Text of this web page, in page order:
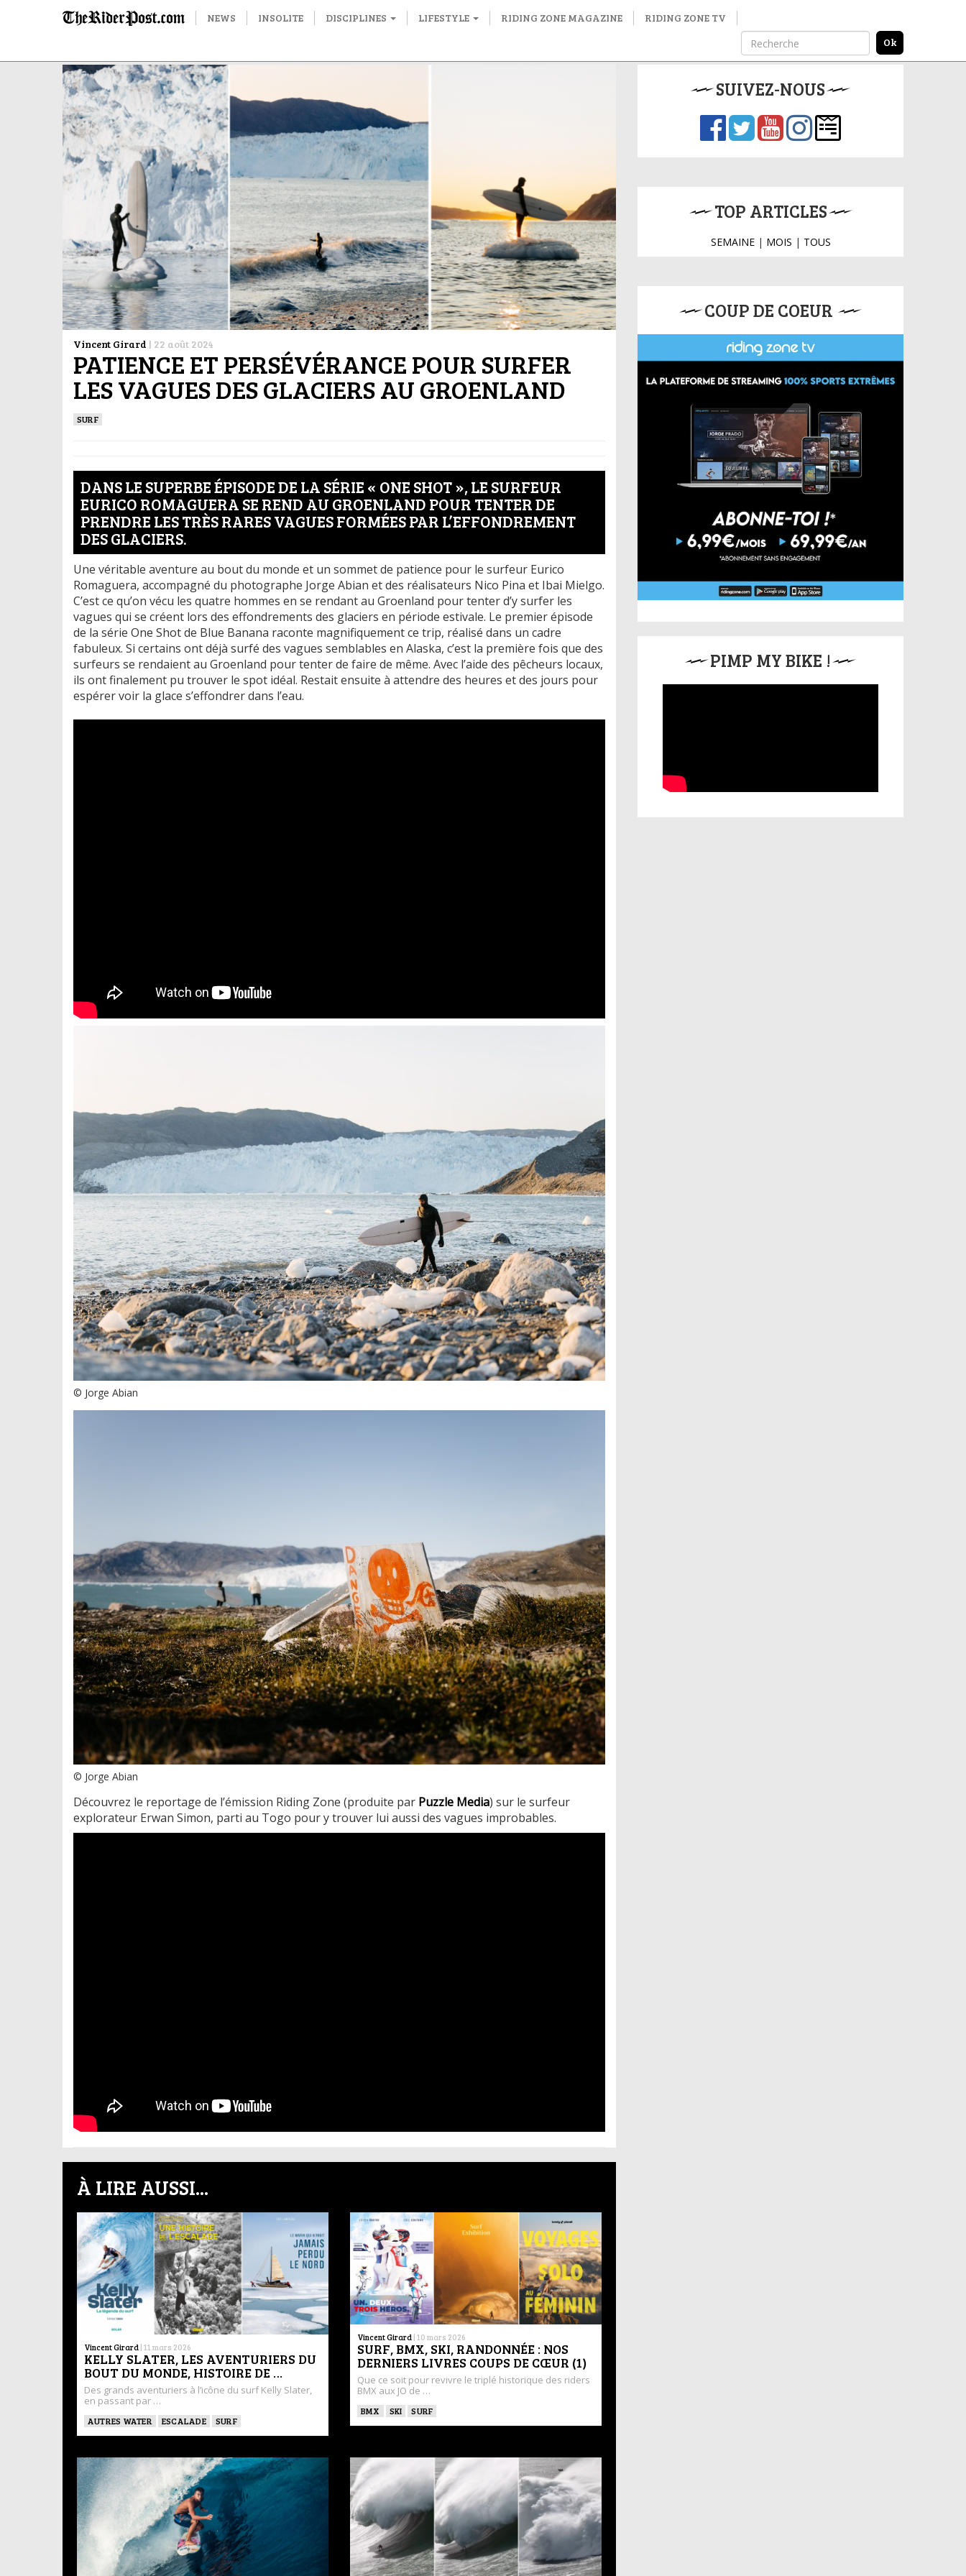
NEWS INSOLITE DISCIPLINES LIFESTYLE RIDING ZONE MAGAZINE RIDING ZONE TV
Vincent Girard | 22 août 2024
PATIENCE ET PERSÉVÉRANCE POUR SURFER
LES VAGUES DES GLACIERS AU GROENLAND
SURF
DANS LE SUPERBE ÉPISODE DE LA SÉRIE « ONE SHOT », LE SURFEUR
EURICO ROMAGUERA SE REND AU GROENLAND POUR TENTER DE
PRENDRE LES TRÈS RARES VAGUES FORMÉES PAR L’EFFONDREMENT
DES GLACIERS.
Une véritable aventure au bout du monde et un sommet de patience pour le surfeur Eurico
Romaguera, accompagné du photographe Jorge Abian et des réalisateurs Nico Pina et Ibai Mielgo.
C’est ce qu’on vécu les quatre hommes en se rendant au Groenland pour tenter d’y surfer les
vagues qui se créent lors des effondrements des glaciers en période estivale. Le premier épisode
de la série One Shot de Blue Banana raconte magnifiquement ce trip, réalisé dans un cadre
fabuleux. Si certains ont déjà surfé des vagues semblables en Alaska, c’est la première fois que des
surfeurs se rendaient au Groenland pour tenter de faire de même. Avec l’aide des pêcheurs locaux,
ils ont finalement pu trouver le spot idéal. Restait ensuite à attendre des heures et des jours pour
espérer voir la glace s’effondrer dans l’eau.
© Jorge Abian
© Jorge Abian
Découvrez le reportage de l’émission Riding Zone (produite par Puzzle Media) sur le surfeur
explorateur Erwan Simon, parti au Togo pour y trouver lui aussi des vagues improbables.
À LIRE AUSSI...
Vincent Girard | 11 mars 2026
KELLY SLATER, LES AVENTURIERS DU
BOUT DU MONDE, HISTOIRE DE …
Des grands aventuriers à l’icône du surf Kelly Slater,
en passant par …
AUTRES WATER ESCALADE SURF
Vincent Girard | 10 mars 2026
SURF, BMX, SKI, RANDONNÉE : NOS
DERNIERS LIVRES COUPS DE CŒUR (1)
Que ce soit pour revivre le triplé historique des riders
BMX aux JO de …
BMX SKI SURF
SUIVEZ-NOUS
TOP ARTICLES
SEMAINE| MOIS | TOUS
COUP DE COEUR
PIMP MY BIKE !